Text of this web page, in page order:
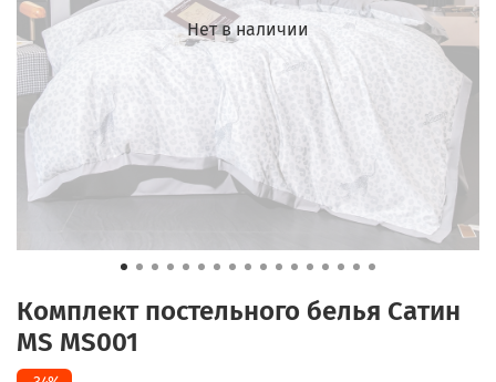
Нет в наличии
Комплект постельного белья Сатин
MS MS001